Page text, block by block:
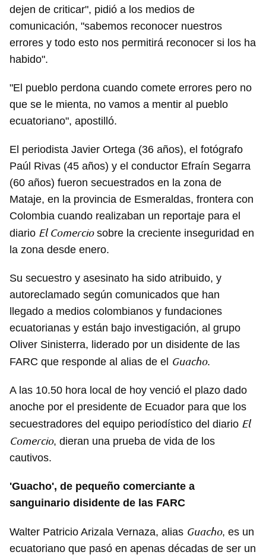
dejen de criticar", pidió a los medios de
comunicación, "sabemos reconocer nuestros
errores y todo esto nos permitirá reconocer si los ha
habido".
"El pueblo perdona cuando comete errores pero no
que se le mienta, no vamos a mentir al pueblo
ecuatoriano", apostilló.
El periodista Javier Ortega (36 años), el fotógrafo
Paúl Rivas (45 años) y el conductor Efraín Segarra
(60 años) fueron secuestrados en la zona de
Mataje, en la provincia de Esmeraldas, frontera con
Colombia cuando realizaban un reportaje para el
diario El Comerciosobre la creciente inseguridad en
la zona desde enero.
Su secuestro y asesinato ha sido atribuido, y
autoreclamado según comunicados que han
llegado a medios colombianos y fundaciones
ecuatorianas y están bajo investigación, al grupo
Oliver Sinisterra, liderado por un disidente de las
FARC que responde al alias de el Guacho.
A las 10.50 hora local de hoy venció el plazo dado
anoche por el presidente de Ecuador para que los
secuestradores del equipo periodístico del diario El
Comercio, dieran una prueba de vida de los
cautivos.
'Guacho', de pequeño comerciante a
sanguinario disidente de las FARC
Walter Patricio Arizala Vernaza, alias Guacho, es un
ecuatoriano que pasó en apenas décadas de ser un